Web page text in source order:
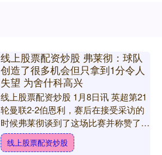
线上股票配资炒股 弗莱彻：球队
创造了很多机会但只拿到1分令人
失望 为舍什科高兴
线上股票配资炒股 1月8日讯 英超第21
轮曼联2-2伯恩利，赛后在接受采访的
时候弗莱彻谈到了这场比赛并称赞了舍
什科。 弗莱彻说：“对我们来说，平局
是一个巨大的失....
线上股票配资炒股